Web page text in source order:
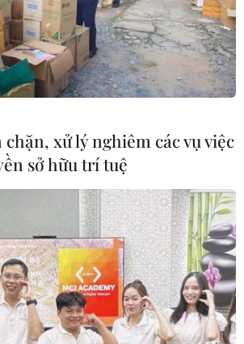
Quy định sử dụng
Hỗ trợ
TTXVN
Quảng cáo
BTTTT do Bộ Thông tin và Truyền thông
Nguyễn Thị Tám: 093.5958688, Email:
- (024) 39411348, Fax: (024)
xử lý nghiêm các vụ việc
sở hữu trí tuệ